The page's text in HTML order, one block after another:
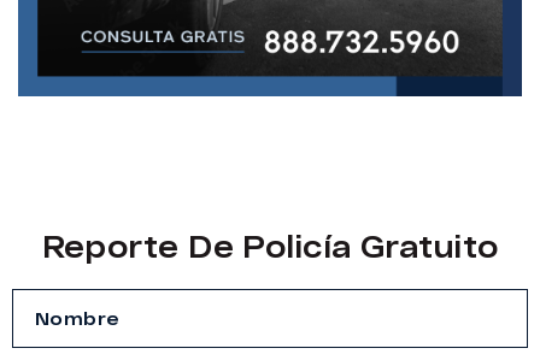
Reporte De Policía Gratuito